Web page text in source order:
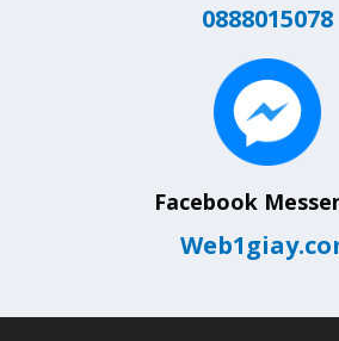
0888015078
Facebook